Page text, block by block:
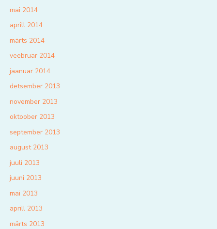
mai 2014
aprill 2014
märts 2014
veebruar 2014
jaanuar 2014
detsember 2013
november 2013
oktoober 2013
september 2013
august 2013
juuli 2013
juuni 2013
mai 2013
aprill 2013
märts 2013